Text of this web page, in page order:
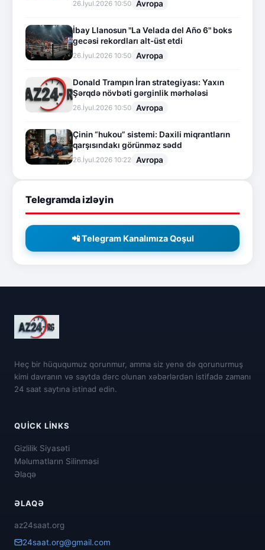
26.İyul.2026 10:50 Avropa
İbay Llanosun "La Velada del Año 6" boks
gecəsi rekordları alt-üst etdi
26.İyul.2026 10:50 Avropa
Donald Trampın İran strategiyası: Yaxın
Şərqdə növbəti gərginlik mərhələsi
26.İyul.2026 10:50 Avropa
Çinin “hukou” sistemi: Daxili miqrantların
qarşısındakı görünməz sədd
26.İyul.2026 10:22 Avropa
Telegramda izləyin
📲 Telegram Kanalımıza Qoşul
Heç bir hüququmuz qorunmur, amma siz yenə də qorunurmuş
kimi davranın və saytda dərc olunan xəbərlərdən istifadə zamanı
24 saat saytına istinad edin.
QUICK LINKS
Gizlilik Siyasəti
Məlumatların Silinməsi
Əlaqə
ƏLAQƏ
az24saat.org
24saat.org@gmail.com